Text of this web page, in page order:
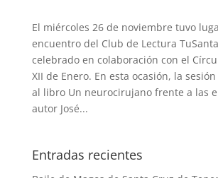
El miércoles 26 de noviembre tuvo
encuentro del Club de Lectura
celebrado en colaboración con el
XII de Enero. En esta ocasión, la
al libro Un neurocirujano frente a las
autor José...
Entradas recientes